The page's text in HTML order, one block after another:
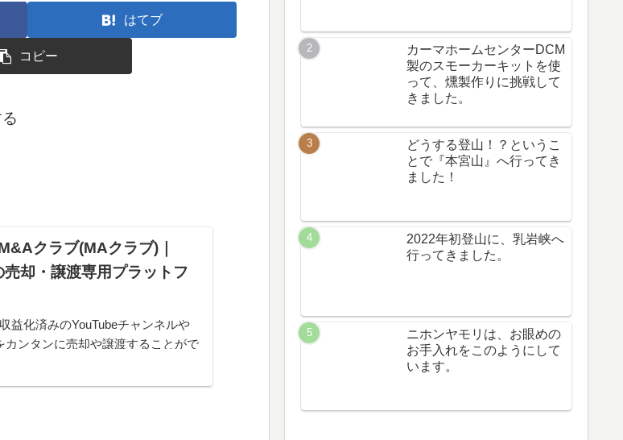
はてブ
コピー
クラブ(MAクラブ)｜
却・譲渡専用プラットフ
益化済みのYouTubeチャンネルや
ンタンに売却や譲渡することがで
カーマホームセンターDCM
製のスモーカーキットを使
って、燻製作りに挑戦して
きました。
どうする登山！？というこ
とで『本宮山』へ行ってき
ました！
2022年初登山に、乳岩峡へ
行ってきました。
ニホンヤモリは、お眼めの
お手入れをこのようにして
います。